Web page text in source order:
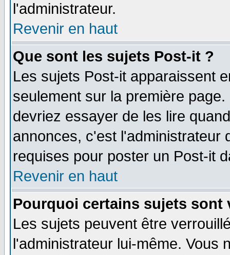
l'administrateur.
Revenir en haut
Que sont les sujets Post-it ?
Les sujets Post-it apparaissent
seulement sur la première
devriez essayer de les lire
annonces, c'est l'administrateur
requises pour poster un Post-it
Revenir en haut
Pourquoi certains sujets sont
Les sujets peuvent être
l'administrateur lui-même. Vous